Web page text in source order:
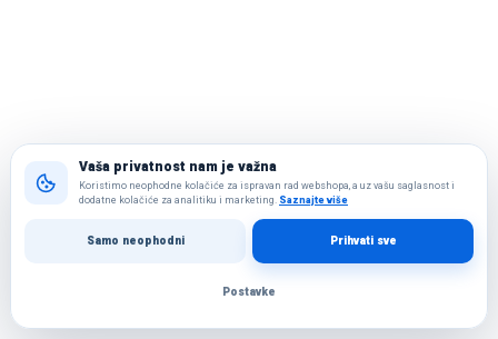
Vaša privatnost nam je važna
Koristimo neophodne kolačiće za ispravan rad webshopa, a uz vašu saglasnost i
dodatne kolačiće za analitiku i marketing. Saznajte više
Postavke
Samo neophodni Prihvati sve